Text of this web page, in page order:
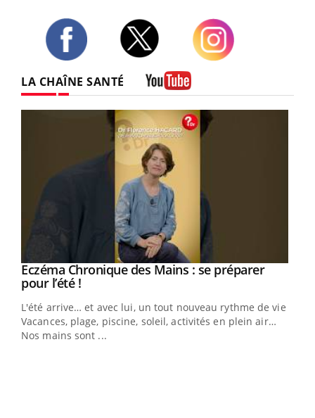
LA CHAÎNE SANTÉ
Youtube
Eczéma Chronique des Mains : se préparer
pour l’été !Youtube
L'été arrive… et avec lui, un tout nouveau rythme de vie !
Vacances, plage, piscine, soleil, activités en plein air…
Nos mains sont ...